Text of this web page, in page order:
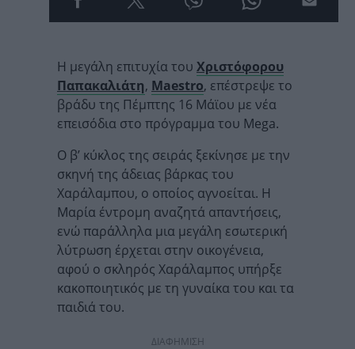
Η μεγάλη επιτυχία του Χριστόφορου
Παπακαλιάτη, Maestro, επέστρεψε το
βράδυ της Πέμπτης 16 Μάϊου με νέα
επεισόδια στο πρόγραμμα του Mega.
Ο β’ κύκλος της σειράς ξεκίνησε με την
σκηνή της άδειας βάρκας του
Χαράλαμπου, ο οποίος αγνοείται. Η
Μαρία έντρομη αναζητά απαντήσεις,
ενώ παράλληλα μια μεγάλη εσωτερική
λύτρωση έρχεται στην οικογένεια,
αφού ο σκληρός Χαράλαμπος υπήρξε
κακοποιητικός με τη γυναίκα του και τα
παιδιά του.
ΔΙΑΦΗΜΙΣΗ